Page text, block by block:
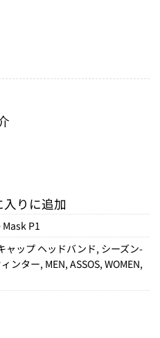
入りに追加
P1
ャップ ヘッドバンド, シーズン-
ンター, MEN, ASSOS, WOMEN,